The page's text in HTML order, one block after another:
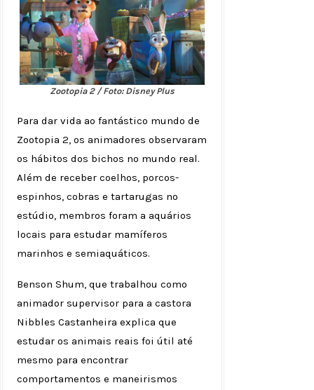
Zootopia 2 / Foto: Disney Plus
Para dar vida ao fantástico mundo de
Zootopia 2, os animadores observaram
os hábitos dos bichos no mundo real.
Além de receber coelhos, porcos-
espinhos, cobras e tartarugas no
estúdio, membros foram a aquários
locais para estudar mamíferos
marinhos e semiaquáticos.
Benson Shum, que trabalhou como
animador supervisor para a castora
Nibbles Castanheira explica que
estudar os animais reais foi útil até
mesmo para encontrar
comportamentos e maneirismos